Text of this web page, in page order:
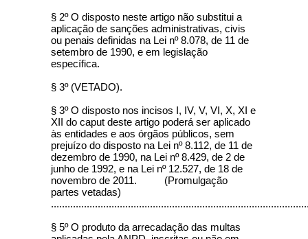
§ 2º O disposto neste artigo não substitui a
aplicação de sanções administrativas, civis
ou penais definidas na Lei nº 8.078, de 11 de
setembro de 1990, e em legislação
específica.
§ 3º (VETADO).
§ 3º O disposto nos incisos I, IV, V, VI, X, XI e
XII do caput deste artigo poderá ser aplicado
às entidades e aos órgãos públicos, sem
prejuízo do disposto na Lei nº 8.112, de 11 de
dezembro de 1990, na Lei nº 8.429, de 2 de
junho de 1992, e na Lei nº 12.527, de 18 de
novembro de 2011. (Promulgação
partes vetadas)
§ 5º O produto da arrecadação das multas